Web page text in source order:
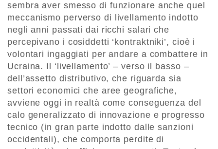
sembra aver smesso di funzionare anche quel
meccanismo perverso di livellamento indotto
negli anni passati dai ricchi salari che
percepivano i cosiddetti ‘kontraktniki’, cioè i
volontari ingaggiati per andare a combattere in
Ucraina. Il ‘livellamento’ – verso il basso –
dell’assetto distributivo, che riguarda sia
settori economici che aree geografiche,
avviene oggi in realtà come conseguenza del
calo generalizzato di innovazione e progresso
tecnico (in gran parte indotto dalle sanzioni
occidentali), che comporta perdite di